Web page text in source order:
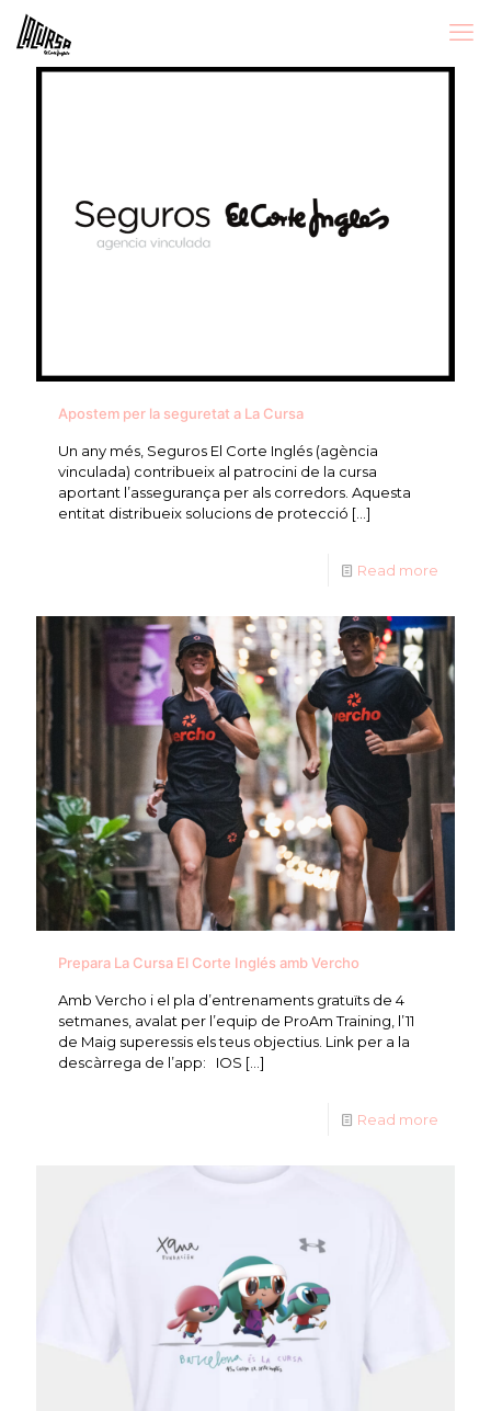
Apostem per la seguretat a La Cursa
Un any més, Seguros El Corte Inglés (agència
vinculada) contribueix al patrocini de la cursa
aportant l’assegurança per als corredors. Aquesta
entitat distribueix solucions de protecció […]
Read more
Prepara La Cursa El Corte Inglés amb Vercho
Amb Vercho i el pla d’entrenaments gratuïts de 4
setmanes, avalat per l’equip de ProAm Training, l’11
de Maig superessis els teus objectius. Link per a la
descàrrega de l’app: IOS […]
Read more